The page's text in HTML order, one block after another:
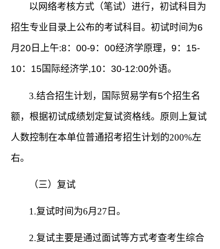
以网络考核方式（笔试）进行，初试科目为
招生专业目录上公布的考试科目。初试时间为6
月 20 日上午:8： 00-9： 00经济学原理， 9： 15-
10： 15国际经济学,10： 30-12:00外语。
3.结合招生计划，国际贸易学有5个招生名
额，根据初试成绩划定复试资格线。原则上复试
人数控制在本单位普通招考招生计划的200%左
右。
（三）复试
1.复试时间为6月 27 日。
2.复试主要是通过面试等方式考查考生综合